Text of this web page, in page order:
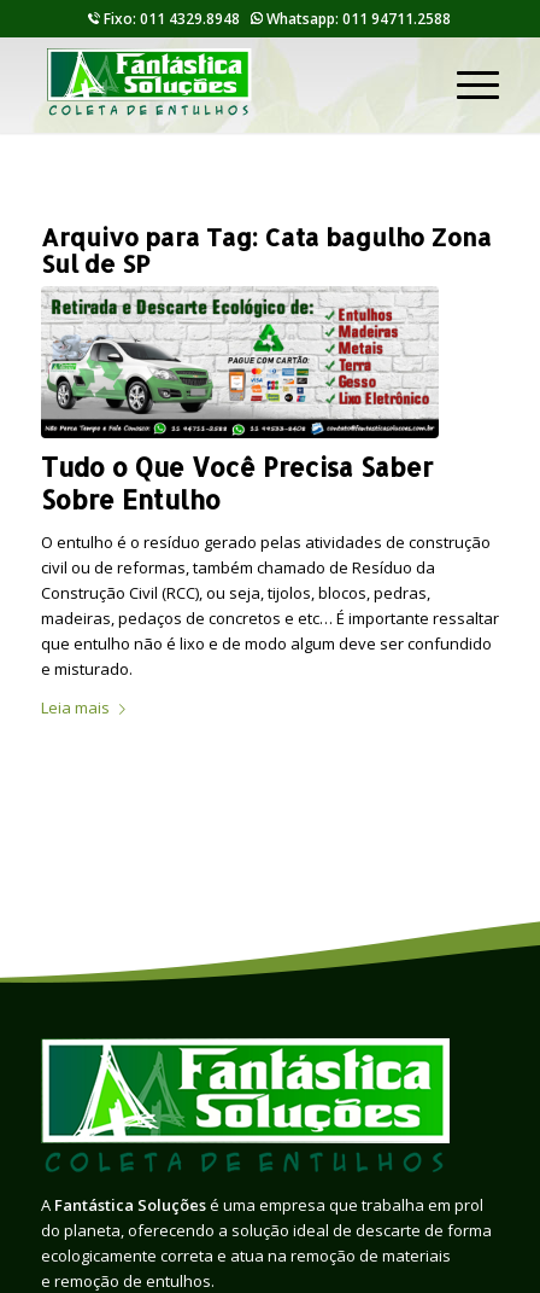
Fixo: 011 4329.8948 Whatsapp: 011 94711.2588
Arquivo para Tag: Cata bagulho Zona
Sul de SP
Tudo o Que Você Precisa Saber
Sobre Entulho
O entulho é o resíduo gerado pelas atividades de construção
civil ou de reformas, também chamado de Resíduo da
Construção Civil (RCC), ou seja, tijolos, blocos, pedras,
madeiras, pedaços de concretos e etc… É importante ressaltar
que entulho não é lixo e de modo algum deve ser confundido
e misturado.
Leia mais
A Fantástica Soluçõesé uma empresa que trabalha em prol
do planeta, oferecendo a solução ideal de descarte de forma
ecologicamente correta e atua na remoção de materiais
e remoção de entulhos.